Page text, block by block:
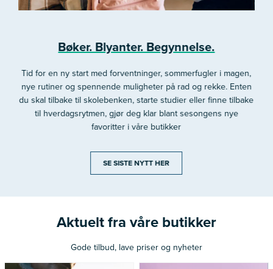
Bøker. Blyanter. Begynnelse.
Tid for en ny start med forventninger, sommerfugler i magen,
nye rutiner og spennende muligheter på rad og rekke. Enten
du skal tilbake til skolebenken, starte studier eller finne tilbake
til hverdagsrytmen, gjør deg klar blant sesongens nye
favoritter i våre butikker
SE SISTE NYTT HER
Aktuelt fra våre butikker
Gode tilbud, lave priser og nyheter